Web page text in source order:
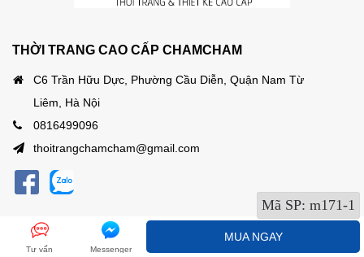
Mã SP: m171-1
THỜI TRANG CAO CẤP CHAMCHAM
C6 Trần Hữu Dực, Phường Cầu Diễn, Quận Nam Từ
Liêm, Hà Nội
0816499096
thoitrangchamcham@gmail.com
Tư vấn Messenger
MUA NGAY